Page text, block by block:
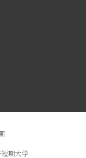
期大学